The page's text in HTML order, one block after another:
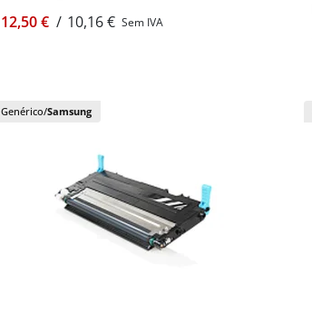
12,50 € / 10,16 € Sem IVA
Genérico/Samsung